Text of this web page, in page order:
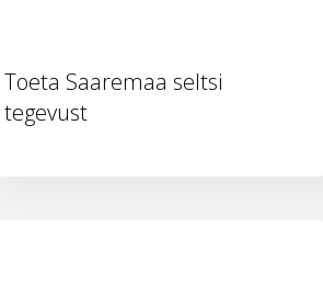
Toeta Saaremaa seltsi
tegevust